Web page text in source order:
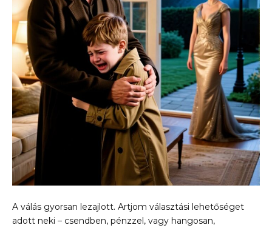
A válás gyorsan lezajlott. Artjom választási lehetőséget
adott neki – csendben, pénzzel, vagy hangosan,